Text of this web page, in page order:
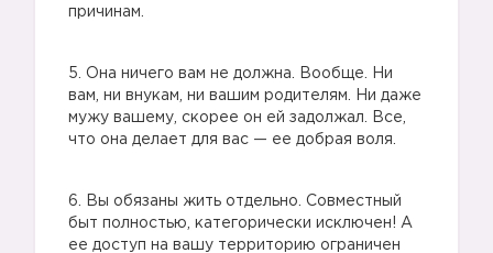
причинам.
5. Она ничего вам не должна. Вообще. Ни
вам, ни внукам, ни вашим родителям. Ни даже
мужу вашему, скорее он ей задолжал. Все,
что она делает для вас — ее добрая воля.
6. Вы обязаны жить отдельно. Совместный
быт полностью, категорически исключен! А
ее доступ на вашу территорию ограничен